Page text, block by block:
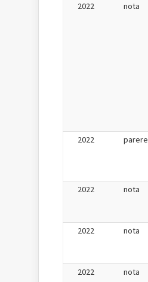
2022 nota
2022 parere
2022 nota
2022 nota
2022 nota